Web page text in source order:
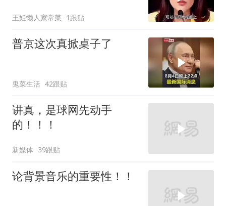
王姐懒人家常菜 1跟贴
普京这次真掀桌子了
鬼菜生活 42跟贴
讲真，是球网先动手
的！！！
新媒体 39跟贴
论背景音乐的重要性！！